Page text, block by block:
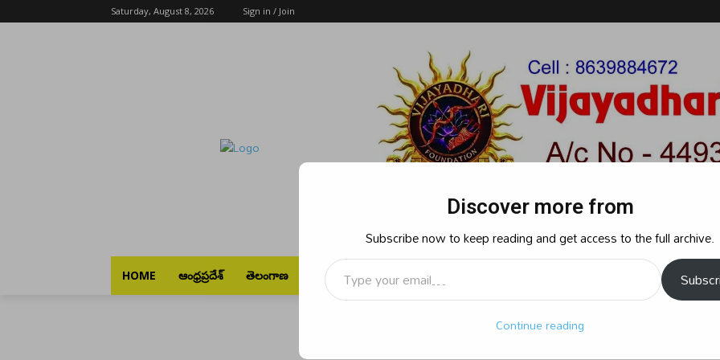
Saturday, August 8, 2026 Sign in / Join
HOME ఆంధ్రప్రదేశ్ తెలంగాణ భారత్ రాజకీయం క్రైమ్ బిజినెస్
Discover more from
Subscribe now to keep reading and get access to the full archive.
Type your email…
Continue reading